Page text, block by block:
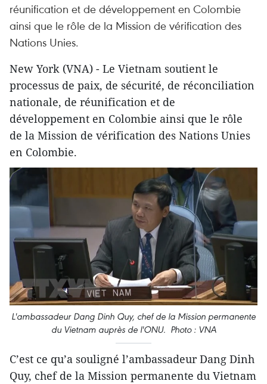
réunification et de développement en Colombie
ainsi que le rôle de la Mission de vérification des
Nations Unies.
New York (VNA) - Le Vietnam soutient le
processus de paix, de sécurité, de réconciliation
nationale, de réunification et de
développement en Colombie ainsi que le rôle
de la Mission de vérification des Nations Unies
en Colombie.
L'ambassadeur Dang Dinh Quy, chef de la Mission permanente
du Vietnam auprès de l'ONU. Photo : VNA
C’est ce qu’a souligné l’ambassadeur Dang Dinh
Quy, chef de la Mission permanente du Vietnam